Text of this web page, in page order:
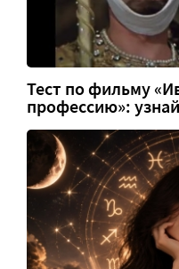
Тест по фильму
профессию»: